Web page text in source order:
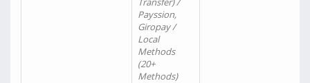
Payssion,
Giropay /
Local
Methods
(20+
Methods)